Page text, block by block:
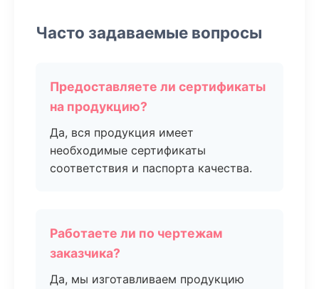
Часто задаваемые вопросы
Предоставляете ли сертификаты
на продукцию?
Да, вся продукция имеет
необходимые сертификаты
соответствия и паспорта качества.
Работаете ли по чертежам
заказчика?
Да, мы изготавливаем продукцию